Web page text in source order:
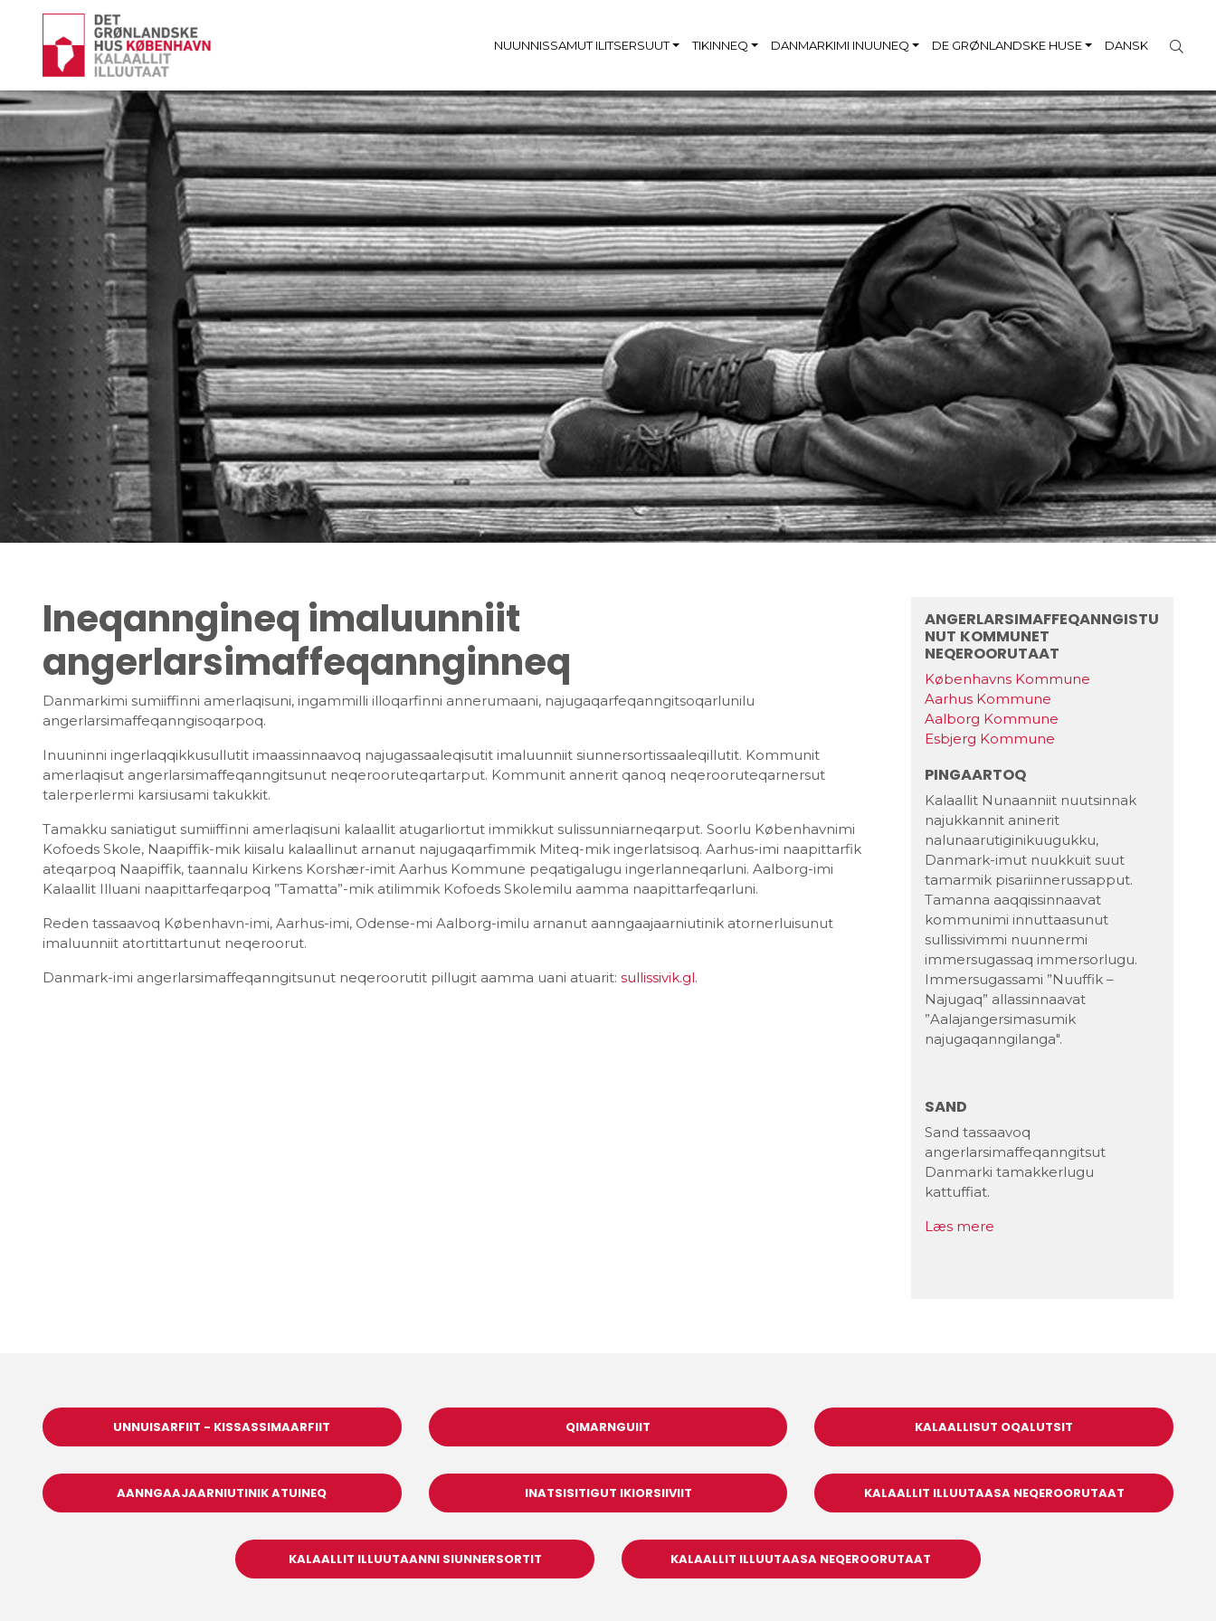
NUUNNISSAMUT ILITSERSUUT TIKINNEQ DANMARKIMI INUUNEQ DE GRØNLANDSKE HUSE DANSK
Ineqanngineq imaluunniit
angerlarsimaffeqannginneq
Danmarkimi sumiiffinni amerlaqisuni, ingammilli illoqarfinni annerumaani, najugaqarfeqanngitsoqarlunilu
angerlarsimaffeqanngisoqarpoq.
Inuuninni ingerlaqqikkusullutit imaassinnaavoq najugassaaleqisutit imaluunniit siunnersortissaaleqillutit. Kommunit
amerlaqisut angerlarsimaffeqanngitsunut neqerooruteqartarput. Kommunit annerit qanoq neqerooruteqarnersut
talerperlermi karsiusami takukkit.
Tamakku saniatigut sumiiffinni amerlaqisuni kalaallit atugarliortut immikkut sulissunniarneqarput. Soorlu Københavnimi
Kofoeds Skole, Naapiffik-mik kiisalu kalaallinut arnanut najugaqarfimmik Miteq-mik ingerlatsisoq. Aarhus-imi naapittarfik
ateqarpoq Naapiffik, taannalu Kirkens Korshær-imit Aarhus Kommune peqatigalugu ingerlanneqarluni. Aalborg-imi
Kalaallit Illuani naapittarfeqarpoq ”Tamatta”-mik atilimmik Kofoeds Skolemilu aamma naapittarfeqarluni.
Reden tassaavoq København-imi, Aarhus-imi, Odense-mi Aalborg-imilu arnanut aanngaajaarniutinik atornerluisunut
imaluunniit atortittartunut neqeroorut.
Danmark-imi angerlarsimaffeqanngitsunut neqeroorutit pillugit aamma uani atuarit: sullissivik.gl.
ANGERLARSIMAFFEQANNGISTU
NUT KOMMUNET
NEQEROORUTAAT
Københavns Kommune
Aarhus Kommune
Aalborg Kommune
Esbjerg Kommune
PINGAARTOQ
Kalaallit Nunaanniit nuutsinnak
najukkannit aninerit
nalunaarutiginikuugukku,
Danmark-imut nuukkuit suut
tamarmik pisariinnerussapput.
Tamanna aaqqissinnaavat
kommunimi innuttaasunut
sullissivimmi nuunnermi
immersugassaq immersorlugu.
Immersugassami ”Nuuffik –
Najugaq” allassinnaavat
”Aalajangersimasumik
najugaqanngilanga".
SAND
Sand tassaavoq
angerlarsimaffeqanngitsut
Danmarki tamakkerlugu
kattuffiat.
Læs mere
UNNUISARFIIT - KISSASSIMAARFIIT QIMARNGUIIT KALAALLISUT OQALUTSIT
AANNGAAJAARNIUTINIK ATUINEQ INATSISITIGUT IKIORSIIVIIT KALAALLIT ILLUUTAASA NEQEROORUTAAT
KALAALLIT ILLUUTAANNI SIUNNERSORTIT KALAALLIT ILLUUTAASA NEQEROORUTAAT